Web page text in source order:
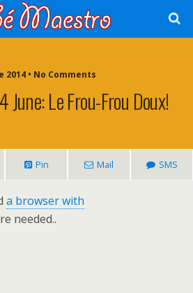
2014 • No Comments
Le Frou-Frou Doux!
Pin Mail SMS
a browser with
needed..